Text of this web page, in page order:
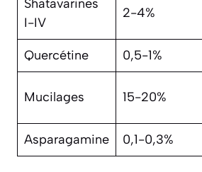
Shatavarines
I-IV
2-4%
Quercétine 0,5-1%
Mucilages 15-20%
Asparagamine 0,1-0,3%